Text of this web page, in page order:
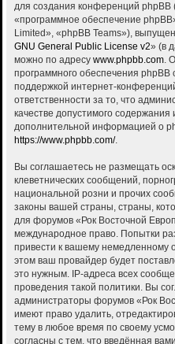
для создания конференций
«программное обеспечение
Limited», «phpBB Teams»),
GNU General Public License v2» (в
можно по адресу www.phpbb.com.
программного обеспечения phpBB
поддержкой интернет-
ответственности за то, что
качестве допустимого
дополнительной информацией о
https://www.phpbb.com/.
Вы соглашаетесь не размещать
клеветнических сообщений,
национальной розни и прочих
законы вашей страны, страны,
для форумов «Рок Восточной
международное право. Попытки
привести к вашему немедленному
этом ваш провайдер будет
это нужным. IP-адреса всех
проведения такой политики. Вы
администраторы форумов «Рок
имеют право удалить,
тему в любое время по своему
согласны с тем, что введённая